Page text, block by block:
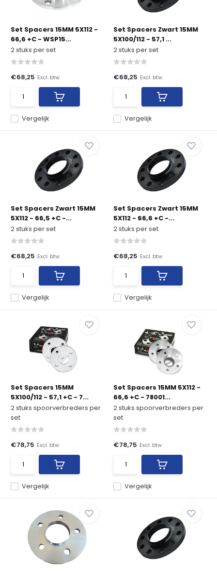
Set Spacers 15MM 5X112 -
66,6 +C - WSP15...
2 stuks per set
Vergelijk
€68,25 Excl. btw
Set Spacers Zwart 15MM
5X100/112 - 57,1 ...
2 stuks per set
Vergelijk
€68,25 Excl. btw
Set Spacers Zwart 15MM
5X112 - 66,5 +C -...
2 stuks per set
Vergelijk
€68,25 Excl. btw
Set Spacers Zwart 15MM
5X112 - 66,6 +C -...
2 stuks per set
Vergelijk
€68,25 Excl. btw
Set Spacers 15MM
5X100/112 - 57,1 +C - 7...
2 stuks spoorverbreders per
set
Vergelijk
€78,75 Excl. btw
Set Spacers 15MM 5X112 -
66,6 +C - 78001...
2 stuks spoorverbreders per
set
Vergelijk
€78,75 Excl. btw